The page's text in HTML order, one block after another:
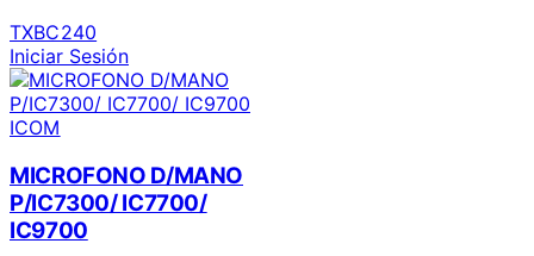
TXBC240
Iniciar Sesión
ICOM
MICROFONO D/MANO
P/IC7300/ IC7700/
IC9700